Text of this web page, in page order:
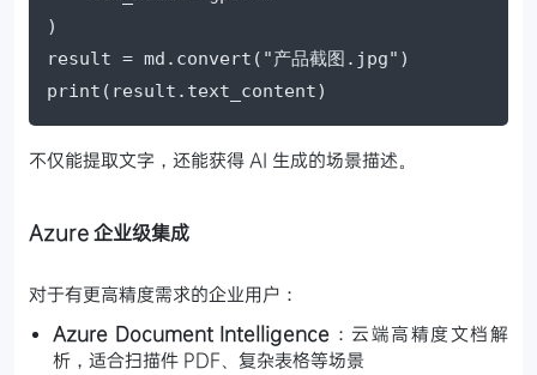
)
result = md.convert("产品截图.jpg")
print(result.text_content)
不仅能提取文字，还能获得 AI 生成的场景描述。
Azure 企业级集成
对于有更高精度需求的企业用户：
Azure Document Intelligence ：云端高精度文档解
析，适合扫描件 PDF、复杂表格等场景